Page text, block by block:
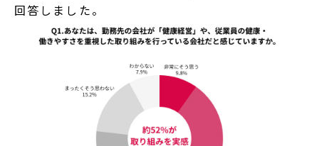
回答しました。